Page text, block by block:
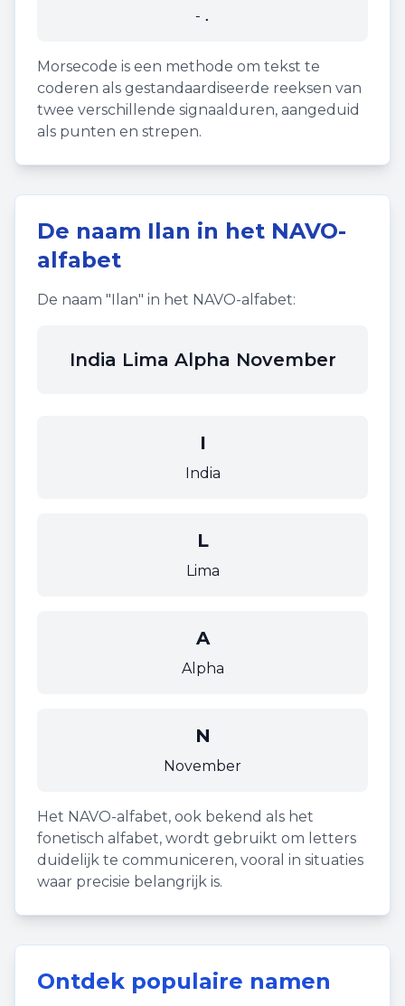
-.
Morsecode is een methode om tekst te
coderen als gestandaardiseerde reeksen van
twee verschillende signaalduren, aangeduid
als punten en strepen.
De naam Ilan in het NAVO-
alfabet
De naam "Ilan" in het NAVO-alfabet:
India Lima Alpha November
I
India
L
Lima
A
Alpha
N
November
Het NAVO-alfabet, ook bekend als het
fonetisch alfabet, wordt gebruikt om letters
duidelijk te communiceren, vooral in situaties
waar precisie belangrijk is.
Ontdek populaire namen